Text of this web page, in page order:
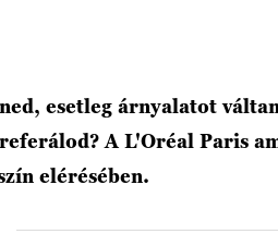
esetleg árnyalatot
A L'Oréal Paris
elérésében.